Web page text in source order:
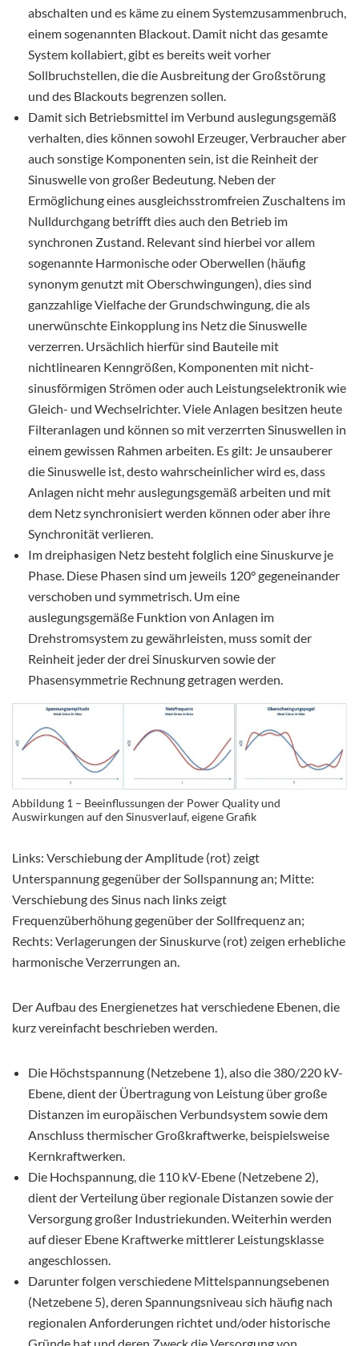
abschalten und es käme zu einem Systemzusammenbruch,
einem sogenannten Blackout. Damit nicht das gesamte
System kollabiert, gibt es bereits weit vorher
Sollbruchstellen, die die Ausbreitung der Großstörung
und des Blackouts begrenzen sollen.
Damit sich Betriebsmittel im Verbund auslegungsgemäß
verhalten, dies können sowohl Erzeuger, Verbraucher aber
auch sonstige Komponenten sein, ist die Reinheit der
Sinuswelle von großer Bedeutung. Neben der
Ermöglichung eines ausgleichsstromfreien Zuschaltens im
Nulldurchgang betrifft dies auch den Betrieb im
synchronen Zustand. Relevant sind hierbei vor allem
sogenannte Harmonische oder Oberwellen (häufig
synonym genutzt mit Oberschwingungen), dies sind
ganzzahlige Vielfache der Grundschwingung, die als
unerwünschte Einkopplung ins Netz die Sinuswelle
verzerren. Ursächlich hierfür sind Bauteile mit
nichtlinearen Kenngrößen, Komponenten mit nicht-
sinusförmigen Strömen oder auch Leistungselektronik wie
Gleich- und Wechselrichter. Viele Anlagen besitzen heute
Filteranlagen und können so mit verzerrten Sinuswellen in
einem gewissen Rahmen arbeiten. Es gilt: Je unsauberer
die Sinuswelle ist, desto wahrscheinlicher wird es, dass
Anlagen nicht mehr auslegungsgemäß arbeiten und mit
dem Netz synchronisiert werden können oder aber ihre
Synchronität verlieren.
Im dreiphasigen Netz besteht folglich eine Sinuskurve je
Phase. Diese Phasen sind um jeweils 120° gegeneinander
verschoben und symmetrisch. Um eine
auslegungsgemäße Funktion von Anlagen im
Drehstromsystem zu gewährleisten, muss somit der
Reinheit jeder der drei Sinuskurven sowie der
Phasensymmetrie Rechnung getragen werden.
Abbildung 1 – Beeinflussungen der Power Quality und
Auswirkungen auf den Sinusverlauf, eigene Grafik
Links: Verschiebung der Amplitude (rot) zeigt
Unterspannung gegenüber der Sollspannung an; Mitte:
Verschiebung des Sinus nach links zeigt
Frequenzüberhöhung gegenüber der Sollfrequenz an;
Rechts: Verlagerungen der Sinuskurve (rot) zeigen erhebliche
harmonische Verzerrungen an.
Der Aufbau des Energienetzes hat verschiedene Ebenen, die
kurz vereinfacht beschrieben werden.
Die Höchstspannung (Netzebene 1), also die 380/220 kV-
Ebene, dient der Übertragung von Leistung über große
Distanzen im europäischen Verbundsystem sowie dem
Anschluss thermischer Großkraftwerke, beispielsweise
Kernkraftwerken.
Die Hochspannung, die 110 kV-Ebene (Netzebene 2),
dient der Verteilung über regionale Distanzen sowie der
Versorgung großer Industriekunden. Weiterhin werden
auf dieser Ebene Kraftwerke mittlerer Leistungsklasse
angeschlossen.
Darunter folgen verschiedene Mittelspannungsebenen
(Netzebene 5), deren Spannungsniveau sich häufig nach
regionalen Anforderungen richtet und/oder historische
Gründe hat und deren Zweck die Versorgung von